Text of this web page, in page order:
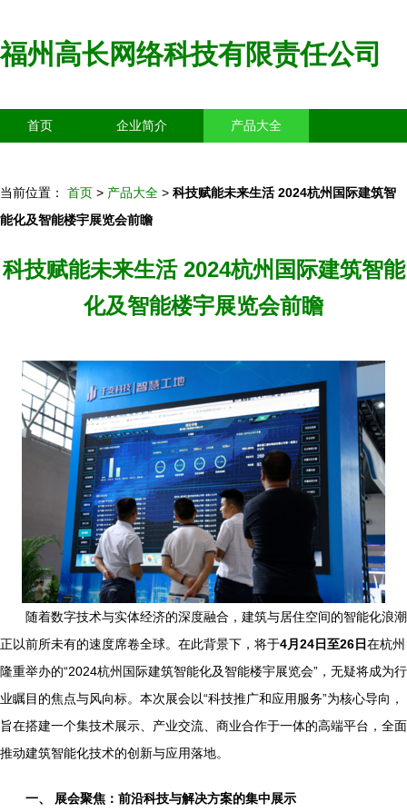
福州高长网络科技有限责任公司
首页 企业简介 产品大全
当前位置： 首页 > 产品大全 > 科技赋能未来生活 2024杭州国际建筑智
能化及智能楼宇展览会前瞻
科技赋能未来生活 2024杭州国际建筑智能
化及智能楼宇展览会前瞻
随着数字技术与实体经济的深度融合，建筑与居住空间的智能化浪潮
正以前所未有的速度席卷全球。在此背景下，将于4月24日至26日在杭州
隆重举办的“2024杭州国际建筑智能化及智能楼宇展览会”，无疑将成为行
业瞩目的焦点与风向标。本次展会以“科技推广和应用服务”为核心导向，
旨在搭建一个集技术展示、产业交流、商业合作于一体的高端平台，全面
推动建筑智能化技术的创新与应用落地。
一、 展会聚焦：前沿科技与解决方案的集中展示